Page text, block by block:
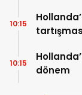
10:15
dönem
10:15